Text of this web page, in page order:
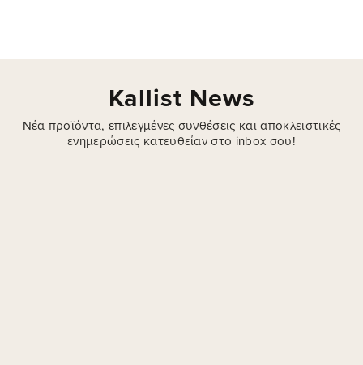
Kallist News
Νέα προϊόντα, επιλεγμένες συνθέσεις και αποκλειστικές
ενημερώσεις κατευθείαν στο inbox σου!